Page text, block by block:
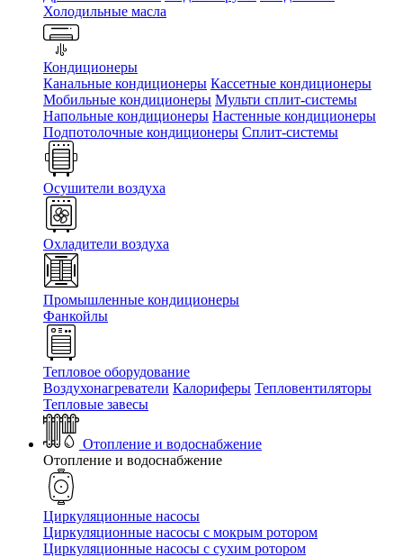
Холодильные масла
Кондиционеры
Канальные кондиционеры Кассетные кондиционеры
Мобильные кондиционеры Мульти сплит-системы
Напольные кондиционеры Настенные кондиционеры
Подпотолочные кондиционеры Сплит-системы
Осушители воздуха
Охладители воздуха
Промышленные кондиционеры
Фанкойлы
Тепловое оборудование
Воздухонагреватели Калориферы Тепловентиляторы
Тепловые завесы
Отопление и водоснабжение
Отопление и водоснабжение
Циркуляционные насосы
Циркуляционные насосы с мокрым ротором
Циркуляционные насосы с сухим ротором